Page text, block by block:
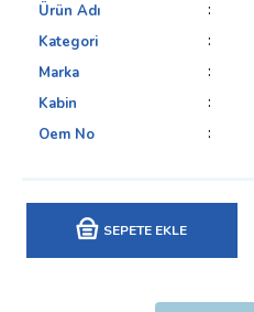
Ürün Adı
Kategori
Marka
Kabin
Oem No
SEPETE EKLE